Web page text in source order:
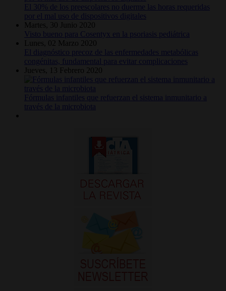
El 30% de los preescolares no duerme las horas requeridas
por el mal uso de dispositivos digitales
Martes, 30 Junio 2020
Visto bueno para Cosentyx en la psoriasis pediátrica
Lunes, 02 Marzo 2020
El diagnóstico precoz de las enfermedades metabólicas
congénitas, fundamental para evitar complicaciones
Jueves, 13 Febrero 2020
Fórmulas infantiles que refuerzan el sistema inmunitario a
través de la microbiota